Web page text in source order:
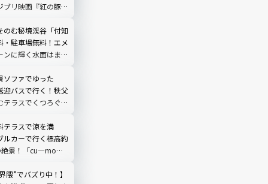
ブリ映画『紅の豚』
トの時間帯は？行き
で完全ガイド
のむ秘境渓谷「付知
・駐車場無料！エメ
ンに輝く水面はまる
ソファでゆった
迎バスで行く！秩父
テラスでくつろぐ
玉県
テラスで涼を満
ルカーで行く標高約
景！「cu―mo箱
隈”でバズり中！】